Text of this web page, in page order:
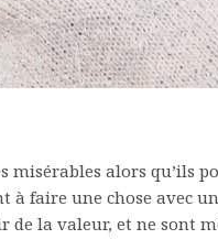
alors qu’ils
à faire une chose avec
de la valeur, et ne sont